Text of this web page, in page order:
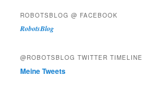
ROBOTSBLOG @ FACEBOOK
RobotsBlog
@ROBOTSBLOG TWITTER TIMELINE
Meine Tweets